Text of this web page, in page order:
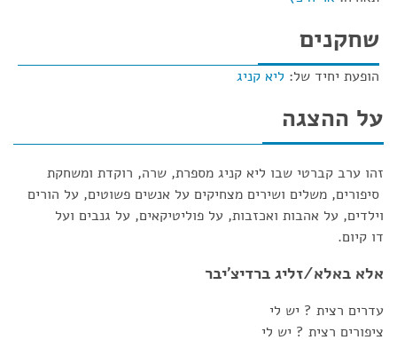
שחקנים
הופעת יחיד של: ליא קניג
על ההצגה
זהו ערב קברטי שבו ליא קניג מספרת, שרה, רוקדת ומשחקת
סיפורים, משלים ושירים מצחיקים על אנשים פשוטים, על הורים
וילדים, על אהבות ואכזבות, על פוליטיקאים, על גנבים ועל
דו קיום.
אלא באלא/זליג ברדיצ'יבר
עדרים רצית ? יש לי
ציפורים רצית ? יש לי